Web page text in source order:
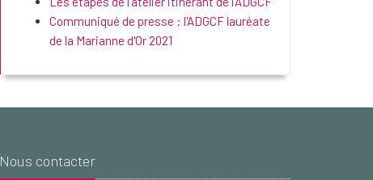
Communiqué de presse : l'ADGCF lauréate
de la Marianne d'Or 2021
Nous contacter